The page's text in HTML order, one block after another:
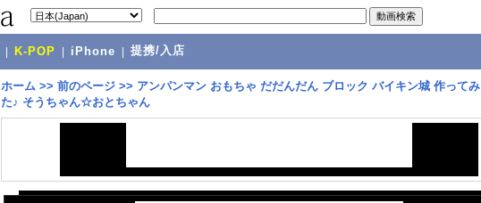
K-POP iPhone 提携/入店
ホーム >> 前のページ >> アンパンマン おもちゃ だだんだん ブロック バイキン城 作ってみ
た♪ そうちゃん☆おとちゃん